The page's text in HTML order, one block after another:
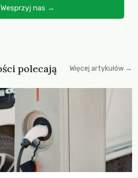
Wesprzyj nas →
polecają Więcej artykułów →